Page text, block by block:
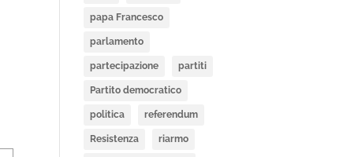
papa Francesco
parlamento
partecipazione partiti
Partito democratico
politica referendum
Resistenza riarmo